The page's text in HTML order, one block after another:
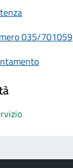
035/701059